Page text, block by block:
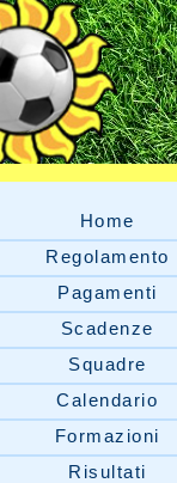
Home
Regolamento
Pagamenti
Scadenze
Squadre
Calendario
Formazioni
Risultati